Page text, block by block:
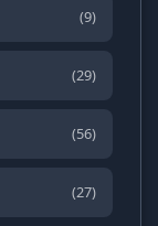
(9)
(29)
(56)
(27)